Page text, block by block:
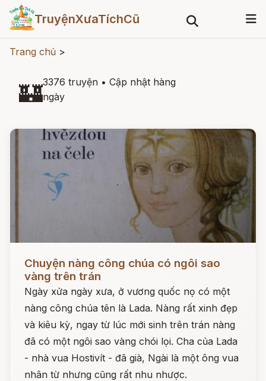
TruyệnXưaTíchCũ
Trang chủ >
🏰3376 truyện • Cập nhật hàng
ngày
Chuyện nàng công chúa có ngôi sao
vàng trên trán
Ngày xửa ngày xưa, ở vương quốc nọ có một
nàng công chúa tên là Lada. Nàng rất xinh đẹp
và kiêu kỳ, ngay từ lúc mới sinh trên trán nàng
đã có một ngôi sao vàng chói lọi. Cha của Lada
- nhà vua Hostivít - đã già, Ngài là một ông vua
nhân từ nhưng cũng rất nhu nhược.